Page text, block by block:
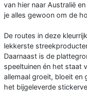
van hier naar Australië
je alles gewoon om de
De routes in deze
lekkerste
Daarnaast is de
speeltuinen én het staat
allemaal groeit, bloeit en
het bijgeleverde